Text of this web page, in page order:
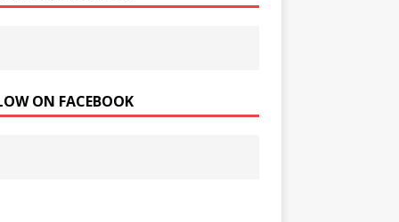
ON FACEBOOK